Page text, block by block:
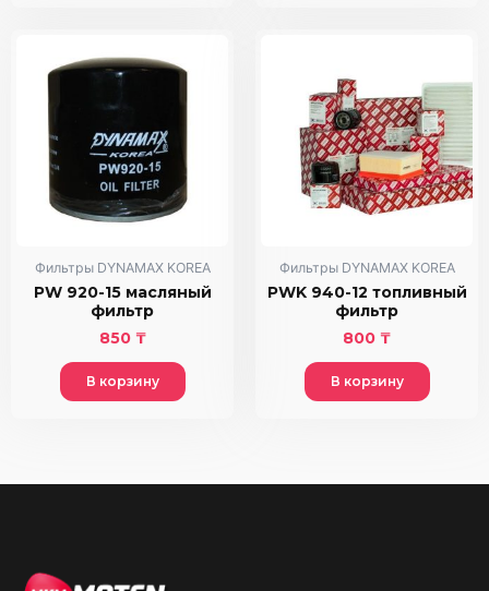
Фильтры DYNAMAX KOREA
PW 920-15 масляный
фильтр
850 ₸
В корзину
Фильтры DYNAMAX KOREA
PWK 940-12 топливный
фильтр
800 ₸
В корзину